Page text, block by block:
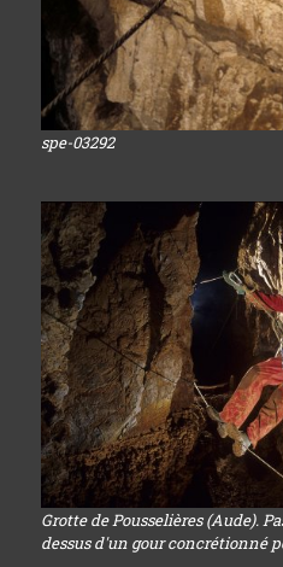
spe-03292
Grotte de Pousselières (Aude).
dessus d'un gour concrétionné